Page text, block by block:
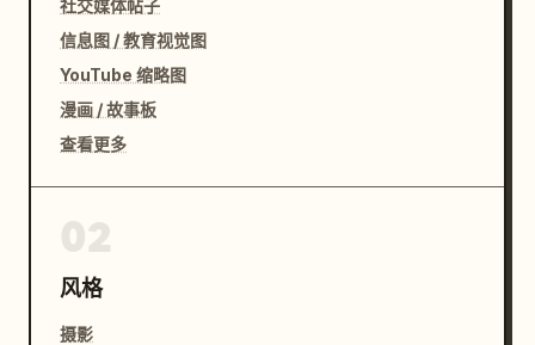
社交媒体帖子
信息图 / 教育视觉图
YouTube 缩略图
漫画 / 故事板
查看更多
风格
摄影